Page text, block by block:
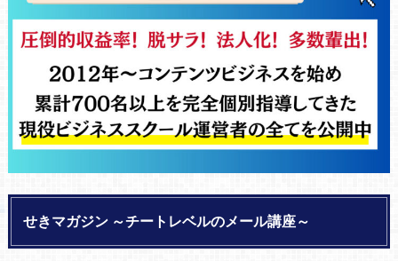
せきマガジン ～チートレベルのメール講座～